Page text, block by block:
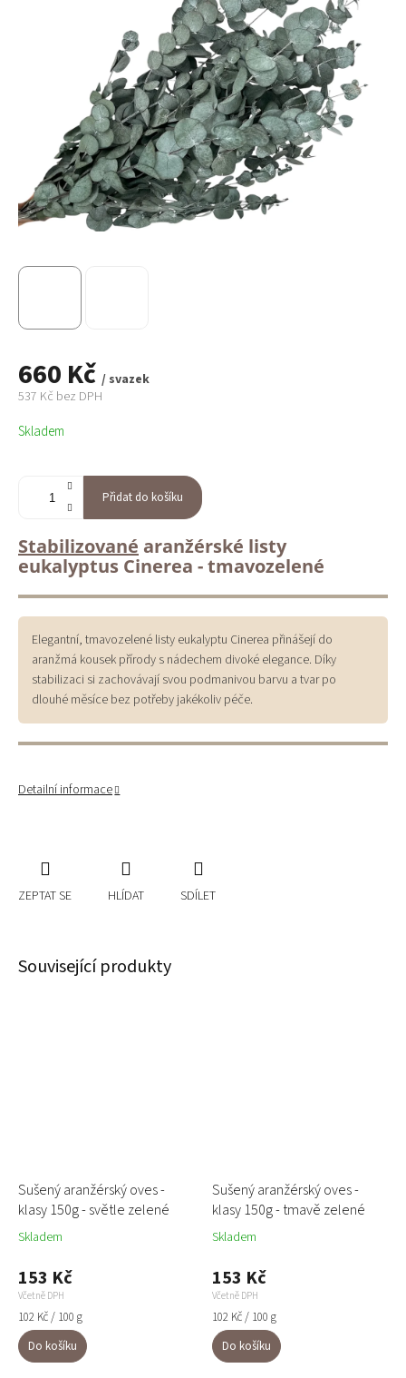
660 Kč / svazek
537 Kč bez DPH
Měrná
cena:
Skladem
Přidat do košíku
Stabilizované aranžérské listy
eukalyptus Cinerea - tmavozelené
Elegantní, tmavozelené listy eukalyptu Cinerea přinášejí do
aranžmá kousek přírody s nádechem divoké elegance. Díky
stabilizaci si zachovávají svou podmanivou barvu a tvar po
dlouhé měsíce bez potřeby jakékoliv péče.
Detailní informace
ZEPTAT SE HLÍDAT SDÍLET
Související produkty
Sušený aranžérský oves -
klasy 150g - světle zelené
Skladem
153 Kč
Včetně DPH
Měrná
cena:
102 Kč / 100 g
Do košíku
Sušený aranžérský oves -
klasy 150g - tmavě zelené
Skladem
153 Kč
Včetně DPH
Měrná
cena:
102 Kč / 100 g
Do košíku